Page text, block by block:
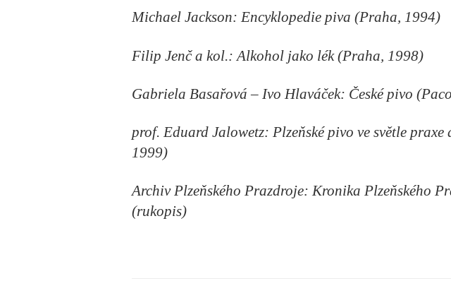
Michael Jackson: Encyklopedie piva (Praha, 1994)
Filip Jenč a kol.: Alkohol jako lék (Praha, 1998)
Gabriela Basařová – Ivo Hlaváček: České pivo
prof. Eduard Jalowetz: Plzeňské pivo ve světle praxe
1999)
Archiv Plzeňského Prazdroje: Kronika Plzeňského
(rukopis)